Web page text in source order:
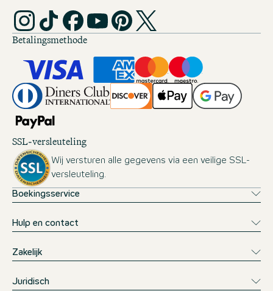
Betalingsmethode
SSL-versleuteling
Wij versturen alle gegevens via een veilige SSL-
versleuteling.
Boekingsservice
Hulp en contact
Zakelijk
Juridisch